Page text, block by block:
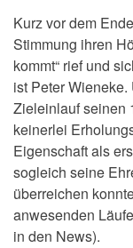
Kurz vor dem
Stimmung ihren
kommt“ rief und
ist Peter
Zieleinlauf seinen
keinerlei
Eigenschaft als
sogleich seine
überreichen
anwesenden
in den News).